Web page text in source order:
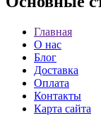
Главная
О нас
Блог
Доставка
Оплата
Контакты
Карта сайта